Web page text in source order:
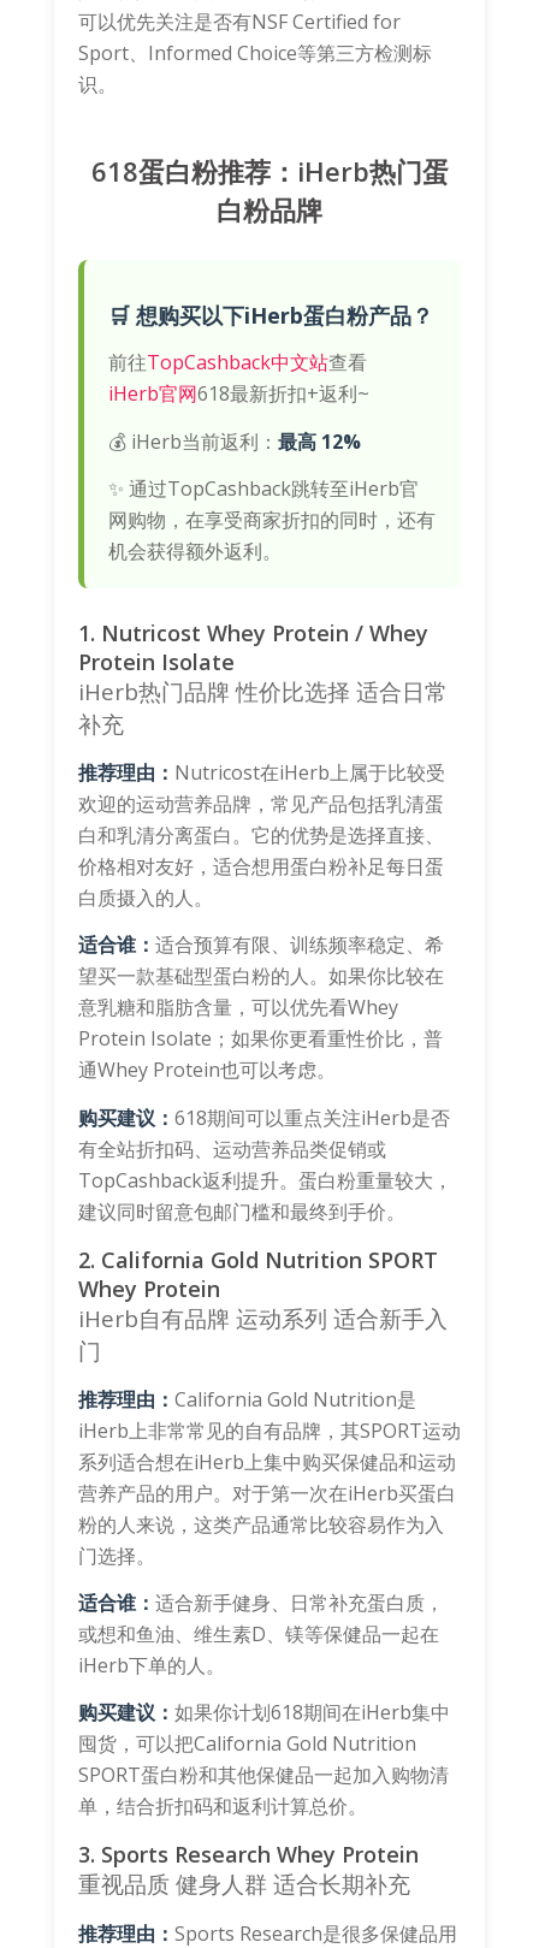
可以优先关注是否有NSF Certified for
Sport、Informed Choice等第三方检测标
识。
618蛋白粉推荐：iHerb热门蛋
白粉品牌
🛒 想购买以下iHerb蛋白粉产品？
前往TopCashback中文站查看
iHerb官网618最新折扣+返利~
💰 iHerb当前返利： 最高 12%
✨ 通过TopCashback跳转至iHerb官
网购物，在享受商家折扣的同时，还有
机会获得额外返利。
1. Nutricost Whey Protein / Whey
Protein Isolate
iHerb热门品牌 性价比选择 适合日常
补充
推荐理由： Nutricost在iHerb上属于比较受
欢迎的运动营养品牌，常见产品包括乳清蛋
白和乳清分离蛋白。它的优势是选择直接、
价格相对友好，适合想用蛋白粉补足每日蛋
白质摄入的人。
适合谁： 适合预算有限、训练频率稳定、希
望买一款基础型蛋白粉的人。如果你比较在
意乳糖和脂肪含量，可以优先看Whey
Protein Isolate；如果你更看重性价比，普
通Whey Protein也可以考虑。
购买建议： 618期间可以重点关注iHerb是否
有全站折扣码、运动营养品类促销或
TopCashback返利提升。蛋白粉重量较大，
建议同时留意包邮门槛和最终到手价。
2. California Gold Nutrition SPORT
Whey Protein
iHerb自有品牌 运动系列 适合新手入
门
推荐理由： California Gold Nutrition是
iHerb上非常常见的自有品牌，其SPORT运动
系列适合想在iHerb上集中购买保健品和运动
营养产品的用户。对于第一次在iHerb买蛋白
粉的人来说，这类产品通常比较容易作为入
门选择。
适合谁： 适合新手健身、日常补充蛋白质，
或想和鱼油、维生素D、镁等保健品一起在
iHerb下单的人。
购买建议： 如果你计划618期间在iHerb集中
囤货，可以把California Gold Nutrition
SPORT蛋白粉和其他保健品一起加入购物清
单，结合折扣码和返利计算总价。
3. Sports Research Whey Protein
重视品质健身人群 适合长期补充
推荐理由： Sports Research是很多保健品用